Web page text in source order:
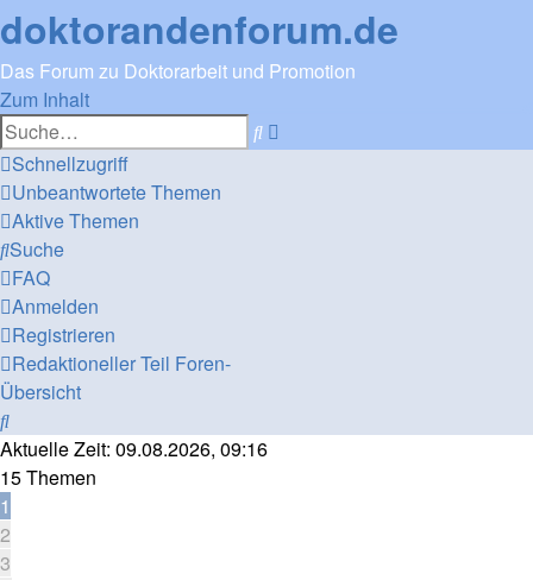
doktorandenforum.de
Das Forum zu Doktorarbeit und Promotion
Zum Inhalt
Suche
Suche
Schnellzugriff
Unbeantwortete Themen
Aktive Themen
Suche
FAQ
Anmelden
Registrieren
Redaktioneller Teil Foren-
Übersicht
Suche
Aktuelle Zeit: 09.08.2026, 09:16
15 Themen
1
2
3